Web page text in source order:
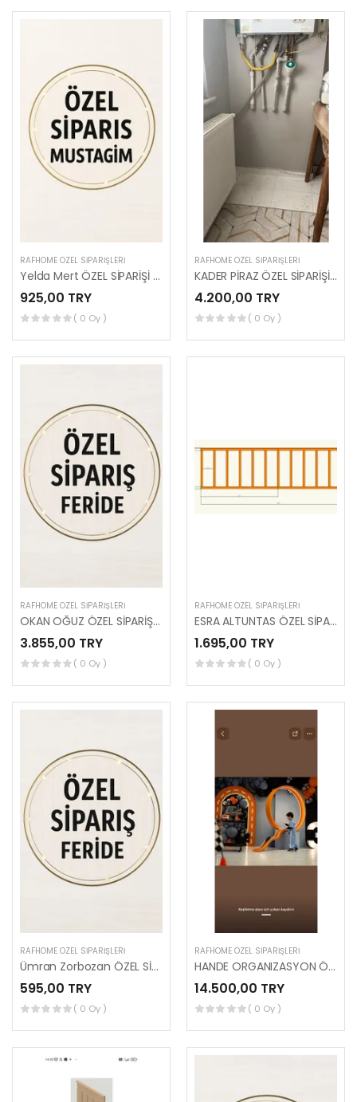
RAFHOME ÖZEL SIPARIŞLERI
Yelda Mert ÖZEL SİPARİŞİ (MUSTAGİM BEY )
925,00 TRY
( 0 Oy )
RAFHOME ÖZEL SIPARIŞLERI
KADER PİRAZ ÖZEL SİPARİŞİ (MUSTAGİM BEY)
4.200,00 TRY
( 0 Oy )
RAFHOME ÖZEL SIPARIŞLERI
OKAN OĞUZ ÖZEL SİPARİŞ (FERİDE HANIM .)
3.855,00 TRY
( 0 Oy )
RAFHOME ÖZEL SIPARIŞLERI
ESRA ALTUNTAS ÖZEL SİPARİŞİ (FERİDE HANIM)
1.695,00 TRY
( 0 Oy )
RAFHOME ÖZEL SIPARIŞLERI
Ümran Zorbozan ÖZEL SİPARİŞİ (FERİDE HANIM)
595,00 TRY
( 0 Oy )
RAFHOME ÖZEL SIPARIŞLERI
HANDE ORGANIZASYON ÖZEL SİPARİŞİ (MUSTAGİM BEY)
14.500,00 TRY
( 0 Oy )